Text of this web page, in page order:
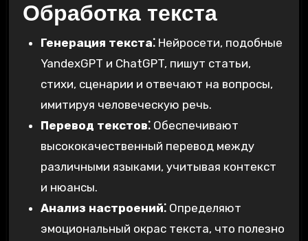
Обработка текста
Генерация текста⁚Нейросети, подобные
YandexGPT и ChatGPT, пишут статьи,
стихи, сценарии и отвечают на вопросы,
имитируя человеческую речь.
Перевод текстов⁚Обеспечивают
высококачественный перевод между
различными языками, учитывая контекст
и нюансы.
Анализ настроений⁚Определяют
эмоциональный окрас текста, что полезно